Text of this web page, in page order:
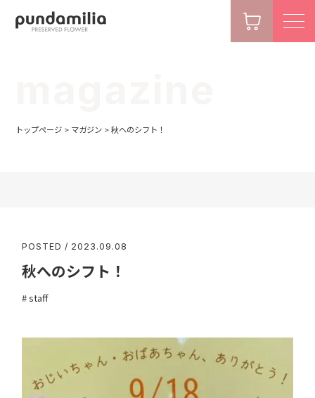
トップページ > マガジン >秋へのシフト！
POSTED / 2023.09.08
秋へのシフト！
staff